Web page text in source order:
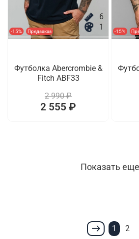
-15% Предзаказ
6
1
Футболка Abercrombie &
Fitch ABF33
2 990 ₽
2 555 ₽
-15%
Показать еще
1 2